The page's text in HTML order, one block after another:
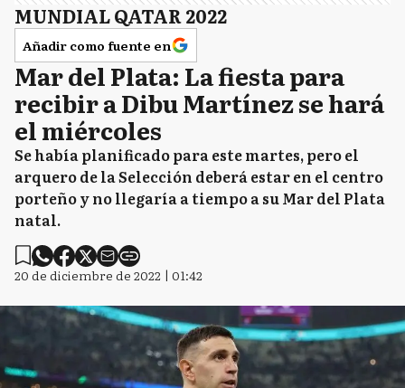
MUNDIAL QATAR 2022
Añadir como fuente en
Mar del Plata: La fiesta para
recibir a Dibu Martínez se hará
el miércoles
Se había planificado para este martes, pero el
arquero de la Selección deberá estar en el centro
porteño y no llegaría a tiempo a su Mar del Plata
natal.
20 de diciembre de 2022 | 01:42